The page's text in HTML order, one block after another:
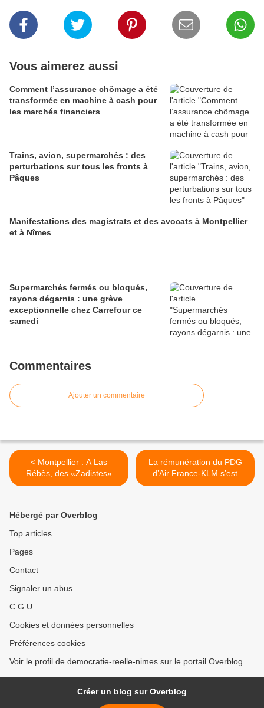
Vous aimerez aussi
Comment l’assurance chômage a été
transformée en machine à cash pour
les marchés financiers
Trains, avion, supermarchés : des
perturbations sur tous les fronts à
Pâques
Manifestations des magistrats et des avocats à Montpellier
et à Nîmes
Supermarchés fermés ou bloqués,
rayons dégarnis : une grève
exceptionnelle chez Carrefour ce
samedi
Commentaires
Ajouter un commentaire
< Montpellier : A Las
Rébès, des «Zadistes»
occupent le terrain jour et
La rémunération du PDG
d’Air France-KLM s’est
envolée de 65 % en 2015 >
Hébergé par Overblog
Top articles
Pages
Contact
Signaler un abus
C.G.U.
Cookies et données personnelles
Préférences cookies
Voir le profil de democratie-reelle-nimes sur le portail Overblog
Créer un blog sur Overblog